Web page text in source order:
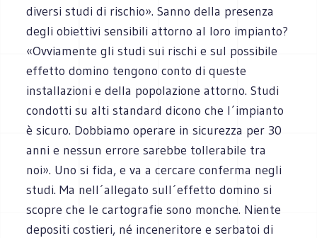
diversi studi di rischio». Sanno della presenza
degli obiettivi sensibili attorno al loro impianto?
«Ovviamente gli studi sui rischi e sul possibile
effetto domino tengono conto di queste
installazioni e della popolazione attorno. Studi
condotti su alti standard dicono che l´impianto
è sicuro. Dobbiamo operare in sicurezza per 30
anni e nessun errore sarebbe tollerabile tra
noi». Uno si fida, e va a cercare conferma negli
studi. Ma nell´allegato sull´effetto domino si
scopre che le cartografie sono monche. Niente
depositi costieri, né inceneritore e serbatoi di